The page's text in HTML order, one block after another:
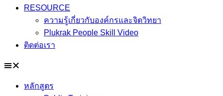
RESOURCE
ความรู้เกี่ยวกับองค์กรและจิตวิทยา
Plukrak People Skill Video
ติดต่อเรา
หลักสูตร